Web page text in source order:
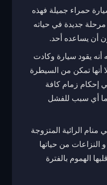
حمراء جميلة فهذه
مرحلة جديدة في حياته
أن يساعده أحد.
أنه يقود سيارة وكادت
أنها تمكن من السيطرة
إحكام زمام كافة
ما أي سبب للفشل
الرائية المتزوجة
من حياتها
الهموم بالفترة